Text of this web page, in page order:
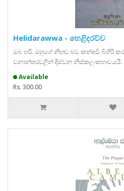
Helidarawwa - හෙළිදරව්ව
ඔබ හරි. ඔහුගේ නිහඬ බව කන්අඩි බිහිරි
වනාන්තරවලින් දිස්වන නිස්කලංකභාවයයි.
Available
Rs. 300.00